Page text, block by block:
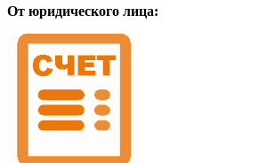
От юридического лица: